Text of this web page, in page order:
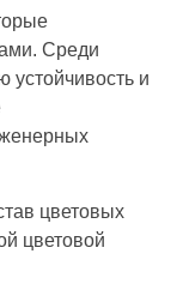
Среди
устойчивость и
цветовых
цветовой